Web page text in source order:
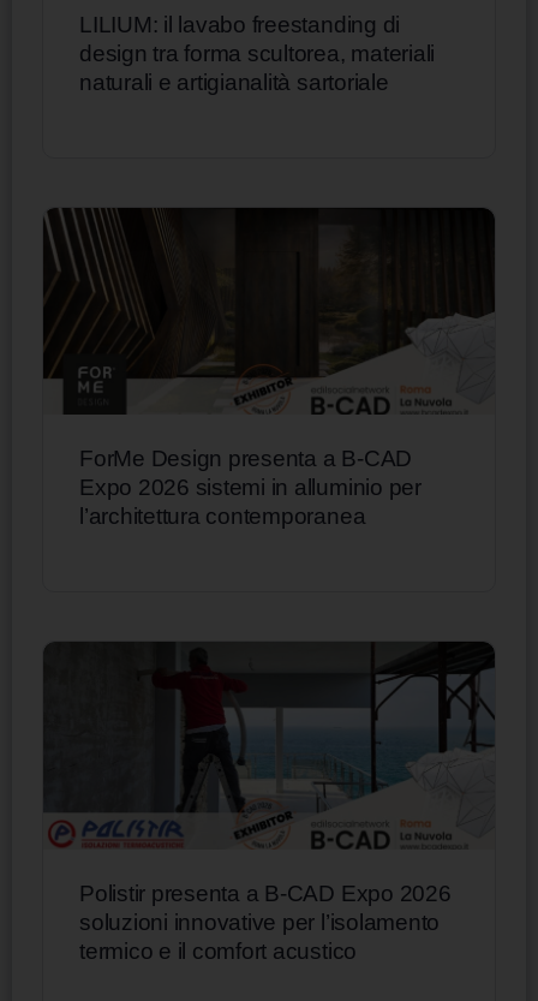
LILIUM: il lavabo freestanding di
design tra forma scultorea, materiali
naturali e artigianalità sartoriale
ForMe Design presenta a B-CAD
Expo 2026 sistemi in alluminio per
l’architettura contemporanea
Polistir presenta a B-CAD Expo 2026
soluzioni innovative per l’isolamento
termico e il comfort acustico